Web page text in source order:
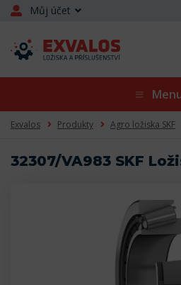
Můj účet
Exvalos Produkty Agro ložiska SKF
32307/VA983 SKF